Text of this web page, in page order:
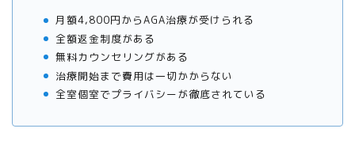
月額4,800円からAGA治療が受けられる
全額返金制度がある
無料カウンセリングがある
治療開始まで費用は一切かからない
全室個室でプライバシーが徹底されている